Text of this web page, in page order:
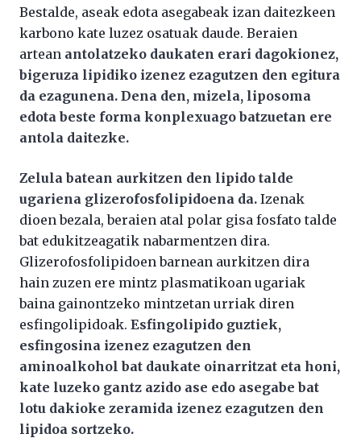
Bestalde, aseak edota asegabeak izan daitezkeen
karbono kate luzez osatuak daude. Beraien
artean antolatzeko daukaten erari dagokionez,
bigeruza lipidiko izenez ezagutzen den egitura
da ezagunena. Dena den, mizela, liposoma
edota beste forma konplexuago batzuetan ere
antola daitezke.
Zelula batean aurkitzen den lipido talde
ugariena glizerofosfolipidoena da. Izenak
dioen bezala, beraien atal polar gisa fosfato talde
bat edukitzeagatik nabarmentzen dira.
Glizerofosfolipidoen barnean aurkitzen dira
hain zuzen ere mintz plasmatikoan ugariak
baina gainontzeko mintzetan urriak diren
esfingolipidoak. Esfingolipido guztiek,
esfingosina izenez ezagutzen den
aminoalkohol bat daukate oinarritzat eta honi,
kate luzeko gantz azido ase edo asegabe bat
lotu dakioke zeramida izenez ezagutzen den
lipidoa sortzeko.